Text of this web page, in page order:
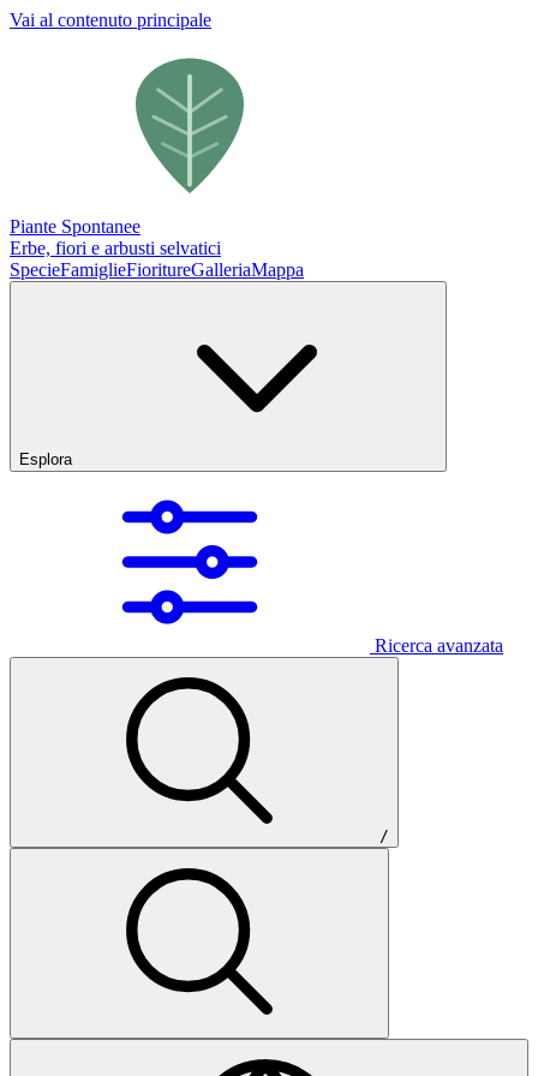
Vai al contenuto principale
Piante Spontanee
Erbe, fiori e arbusti selvatici
SpecieFamiglieFioritureGalleriaMappa
Esplora
Ricerca avanzata
/